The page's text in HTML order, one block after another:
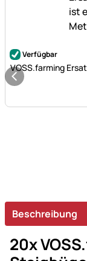
Noch keine
Verfügbar
VOSS.farming
Beschreibung
20x